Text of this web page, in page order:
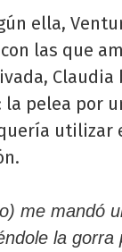
ella,
las que
Claudia
pelea por
utilizar
me mandó
la